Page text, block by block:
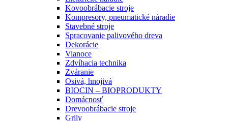
Kovoobrábacie stroje
Kompresory, pneumatické náradie
Stavebné stroje
Spracovanie palivového dreva
Dekorácie
Vianoce
Zdvíhacia technika
Zváranie
Osivá, hnojivá
BIOCIN – BIOPRODUKTY
Domácnosť
Drevoobrábacie stroje
Grily